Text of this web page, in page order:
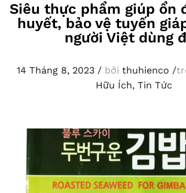
Siêu thực phẩm giúp ổn
huyết, bảo vệ tuyến
người Việt dùng
14 Tháng 8, 2023/bởi thuhienco /
Hữu Ích, Tin Tức